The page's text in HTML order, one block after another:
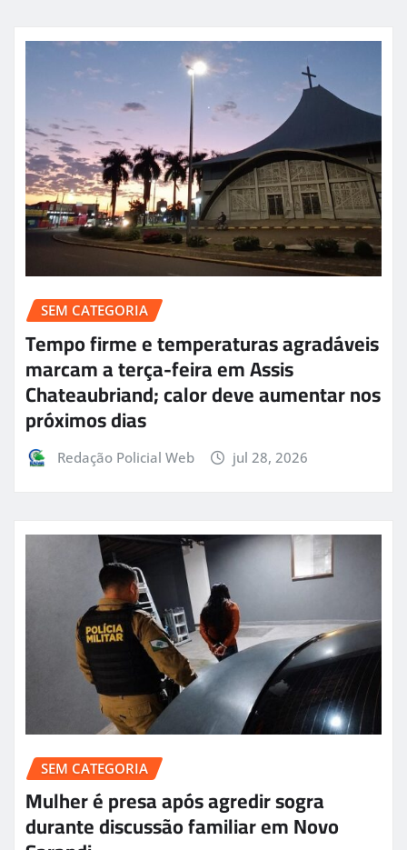
SEM CATEGORIA
Tempo firme e temperaturas agradáveis
marcam a terça-feira em Assis
Chateaubriand; calor deve aumentar nos
próximos dias
Redação Policial Web jul 28, 2026
SEM CATEGORIA
Mulher é presa após agredir sogra
durante discussão familiar em Novo